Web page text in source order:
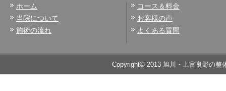
ホーム
当院について
施術の流れ
コース＆料金
お客様の声
よくある質問
Copyright© 2013 旭川・上富良野の整